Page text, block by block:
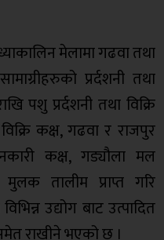
मेलामा गढवा तथा
प्रर्दशनी तथा
पशु प्रर्दशनी तथा विक्रि
कक्ष, गढवा र राजपुर
कक्ष, गड्यौला मल
मुलक तालीम प्राप्त गरि
उद्योग बाट उत्पादित
समेत राखीने भएको छ ।